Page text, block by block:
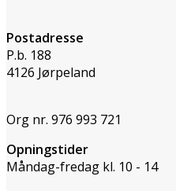
Postadresse
P.b. 188
4126 Jørpeland
Org nr. 976 993 721
Opningstider
Måndag-fredag kl. 10 - 14